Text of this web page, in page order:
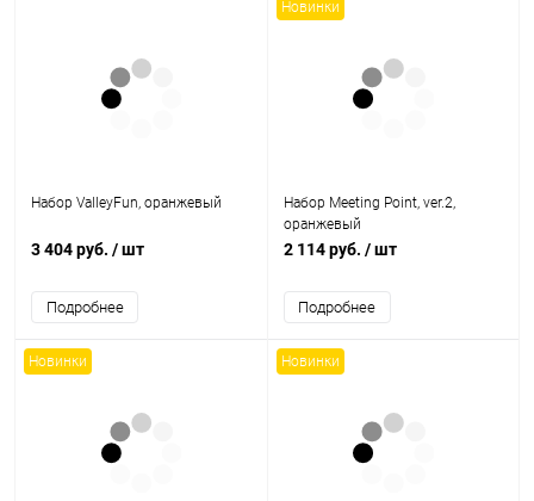
Набор ValleyFun, оранжевый
3 404 руб. / шт
Подробнее
Новинки
Набор Meeting Point, ver.2,
оранжевый
2 114 руб. / шт
Подробнее
Новинки Новинки